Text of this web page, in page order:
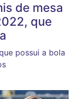
de mesa
que
possui a bola